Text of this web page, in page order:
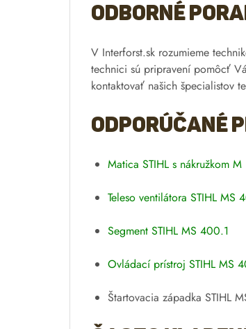
Odborné
V Interforst.sk rozumieme
technici sú pripravení pomôcť
kontaktovať našich špecialistov
Odporúčané
Matica STIHL s nákružkom M
Teleso ventilátora STIHL MS
Segment STIHL MS 400.1
Ovládací prístroj STIHL MS
Štartovacia západka STIHL